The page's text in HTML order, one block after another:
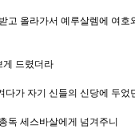
고 올라가서 예루살렘에 여호
게 드렸더라
가 자기 신들의 신당에 두었
독 세스바살에게 넘겨주니